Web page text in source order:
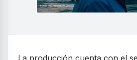
La producción cuenta con el